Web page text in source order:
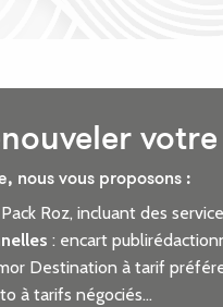
nous vous proposons :
Roz, incluant des
: encart
Destination à tarif
à tarifs négociés…